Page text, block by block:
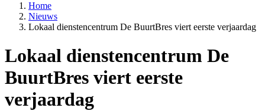
Home
Nieuws
Lokaal dienstencentrum De BuurtBres viert eerste verjaardag
Lokaal dienstencentrum De
BuurtBres viert eerste
verjaardag